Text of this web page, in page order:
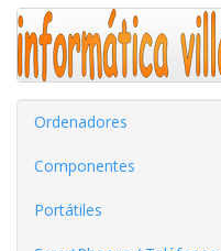
Ordenadores
Componentes
Portátiles